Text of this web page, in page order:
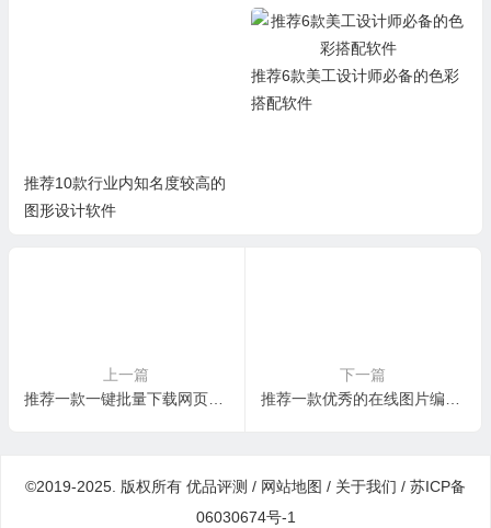
推荐10款行业内知名度较高的
图形设计软件
推荐6款美工设计师必备的色彩
搭配软件
上一篇
推荐一款一键批量下载网页图片的软件-Imaget
下一篇
©2019-2025. 版权所有 优品评测 / 网站地图 / 关于我们 / 苏ICP备
06030674号-1